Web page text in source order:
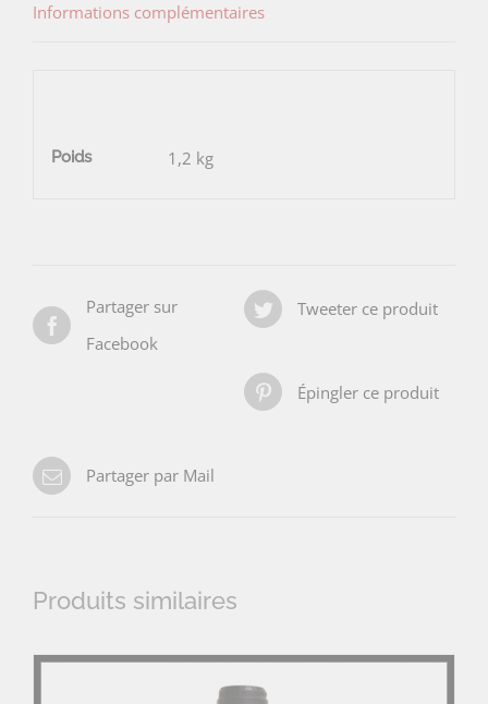
Informations complémentaires
Poids 1,2 kg
Partager sur
Facebook
Tweeter ce produit
Épingler ce produit
Partager par Mail
Produits similaires